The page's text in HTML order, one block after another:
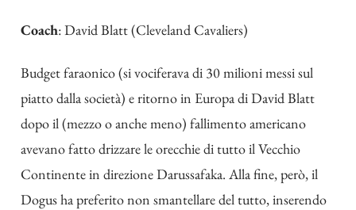
Coach: David Blatt (Cleveland Cavaliers)
Budget faraonico (si vociferava di 30 milioni messi sul
piatto dalla società) e ritorno in Europa di David Blatt
dopo il (mezzo o anche meno) fallimento americano
avevano fatto drizzare le orecchie di tutto il Vecchio
Continente in direzione Darussafaka. Alla fine, però, il
Dogus ha preferito non smantellare del tutto, inserendo